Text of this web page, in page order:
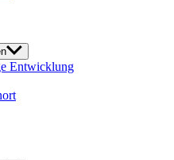
Entwicklung